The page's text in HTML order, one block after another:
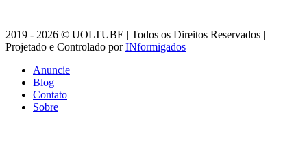
2019 - 2026 © UOLTUBE | Todos os Direitos Reservados |
Projetado e Controlado porINformigados
Anuncie
Blog
Contato
Sobre